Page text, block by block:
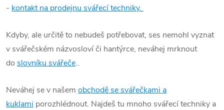
- kontakt na prodejnu svářecí techniky.
Kdyby, ale určitě to nebudeš potřebovat, ses nemohl vyznat
v svářečském názvosloví či hantýrce, neváhej mrknout
do slovníku svářeče..
Neváhej se v našem obchodě se svářečkami a
kuklami porozhlédnout. Najdeš tu mnoho svářecí techniky a